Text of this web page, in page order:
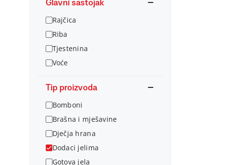
Glavni sastojak
Rajčica
Riba
Tjestenina
Voće
Tip proizvoda
Bomboni
Brašna i mješavine
Dječja hrana
Dodaci jelima
Gotova jela